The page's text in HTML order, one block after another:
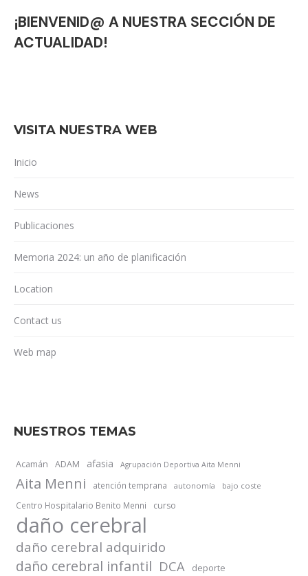
¡BIENVENID@ A NUESTRA SECCIÓN DE
ACTUALIDAD!
VISITA NUESTRA WEB
Inicio
News
Publicaciones
Memoria 2024: un año de planificación
Location
Contact us
Web map
NUESTROS TEMAS
Acamán ADAM afasia Agrupación Deportiva Aita Menni
Aita Menni atención temprana autonomía bajo coste
Centro Hospitalario Benito Menni curso
daño cerebral
daño cerebral adquirido
daño cerebral infantil DCA deporte